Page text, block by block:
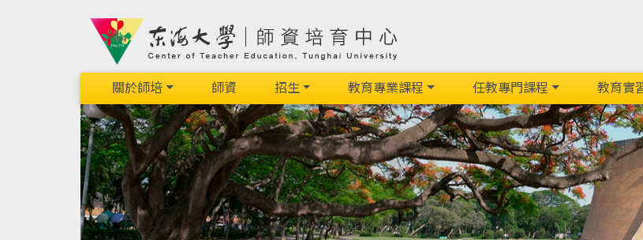
關於師培 師資 招生 教育專業課程 任教專門課程 教育實